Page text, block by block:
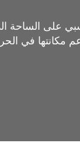
على الساحة
مكانتها في